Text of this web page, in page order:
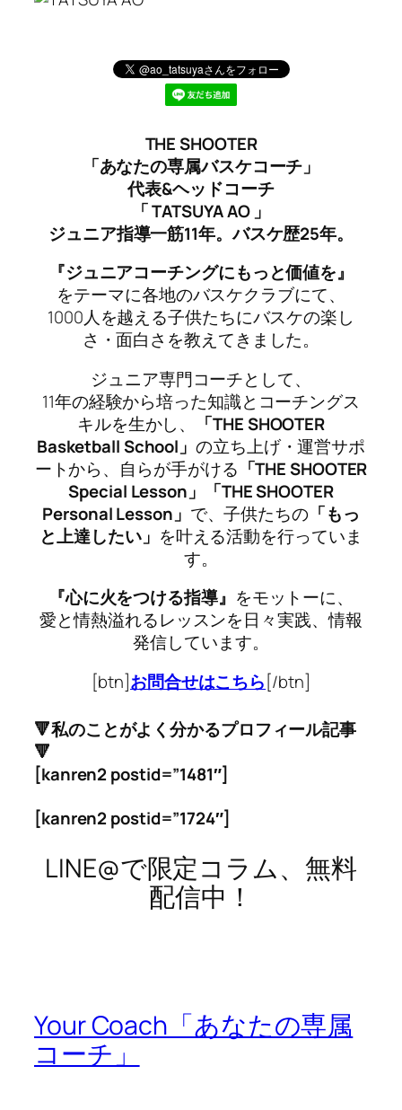
THE SHOOTER
「あなたの専属バスケコーチ」
代表&ヘッドコーチ
「 TATSUYA AO 」
ジュニア指導一筋11年。バスケ歴25年。
『ジュニアコーチングにもっと価値を』
をテーマに各地のバスケクラブにて、
1000人を越える子供たちにバスケの楽し
さ・面白さを教えてきました。
ジュニア専門コーチとして、
11年の経験から培った知識とコーチングス
キルを生かし、
「THE SHOOTER
Basketball School」の立ち上げ・運営サポ
ートから、自らが手がける 「THE SHOOTER
Special Lesson」「THE SHOOTER
Personal Lesson」 で、子供たちの 「もっ
と上達したい」 を叶える活動を行っていま
す。
『心に火をつける指導』 をモットーに、
愛と情熱溢れるレッスンを日々実践、情報
発信しています。
[btn]お問合せはこちら[/btn]
🔻私のことがよく分かるプロフィール記事
🔻
[kanren2 postid=”1481″]
[kanren2 postid=”1724″]
LINE@で限定コラム、無料
配信中！
Your Coach「あなたの専属
コーチ」